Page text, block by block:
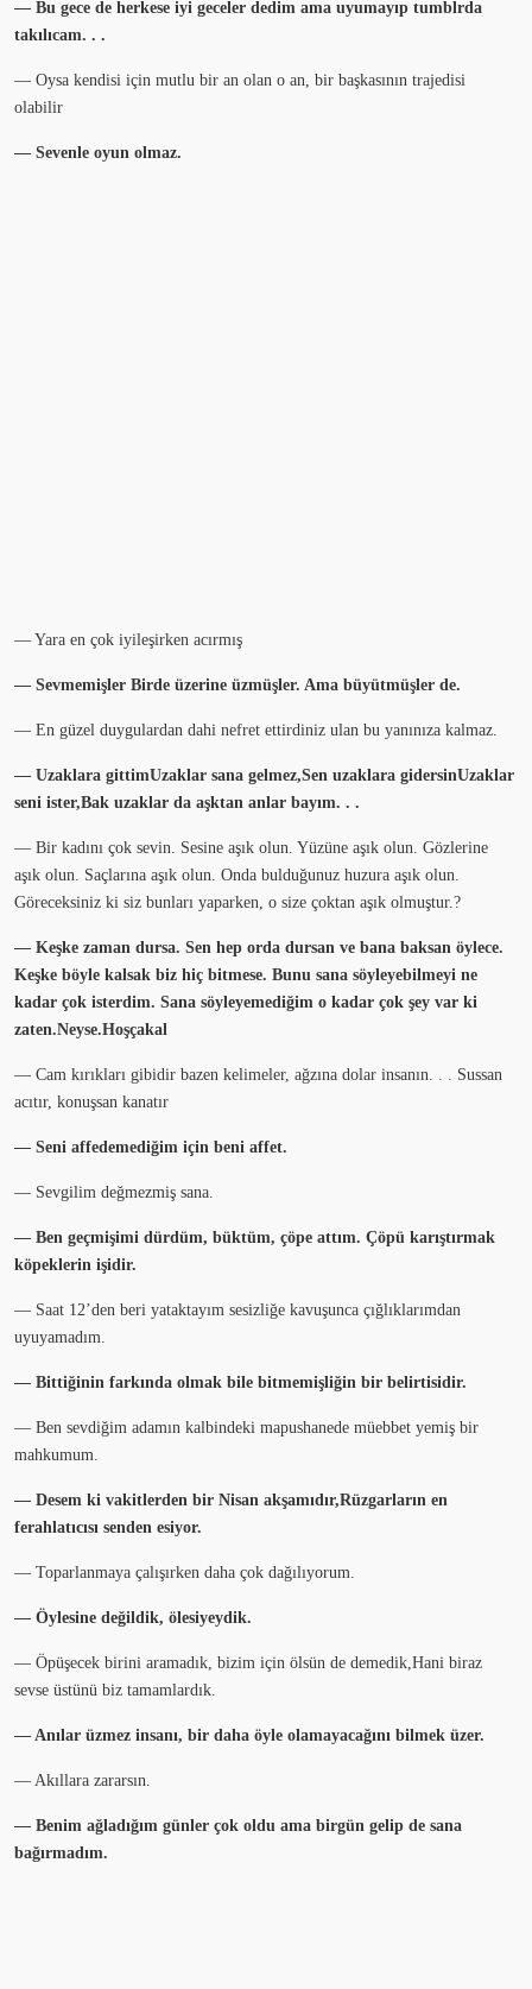
— Bu gece de herkese iyi geceler dedim ama uyumayıp tumblrda
takılıcam. . .
— Oysa kendisi için mutlu bir an olan o an, bir başkasının trajedisi
olabilir
— Sevenle oyun olmaz.
— Yara en çok iyileşirken acırmış
— Sevmemişler Birde üzerine üzmüşler. Ama büyütmüşler de.
— En güzel duygulardan dahi nefret ettirdiniz ulan bu yanınıza kalmaz.
— Uzaklara gittimUzaklar sana gelmez,Sen uzaklara gidersinUzaklar
seni ister,Bak uzaklar da aşktan anlar bayım. . .
— Bir kadını çok sevin. Sesine aşık olun. Yüzüne aşık olun. Gözlerine
aşık olun. Saçlarına aşık olun. Onda bulduğunuz huzura aşık olun.
Göreceksiniz ki siz bunları yaparken, o size çoktan aşık olmuştur.?
— Keşke zaman dursa. Sen hep orda dursan ve bana baksan öylece.
Keşke böyle kalsak biz hiç bitmese. Bunu sana söyleyebilmeyi ne
kadar çok isterdim. Sana söyleyemediğim o kadar çok şey var ki
zaten.Neyse.Hoşçakal
— Cam kırıkları gibidir bazen kelimeler, ağzına dolar insanın. . . Sussan
acıtır, konuşsan kanatır
— Seni affedemediğim için beni affet.
— Sevgilim değmezmiş sana.
— Ben geçmişimi dürdüm, büktüm, çöpe attım. Çöpü karıştırmak
köpeklerin işidir.
— Saat 12’den beri yataktayım sesizliğe kavuşunca çığlıklarımdan
uyuyamadım.
— Bittiğinin farkında olmak bile bitmemişliğin bir belirtisidir.
— Ben sevdiğim adamın kalbindeki mapushanede müebbet yemiş bir
mahkumum.
— Desem ki vakitlerden bir Nisan akşamıdır,Rüzgarların en
ferahlatıcısı senden esiyor.
— Toparlanmaya çalışırken daha çok dağılıyorum.
— Öylesine değildik, ölesiyeydik.
— Öpüşecek birini aramadık, bizim için ölsün de demedik,Hani biraz
sevse üstünü biz tamamlardık.
— Anılar üzmez insanı, bir daha öyle olamayacağını bilmek üzer.
— Akıllara zararsın.
— Benim ağladığım günler çok oldu ama birgün gelip de sana
bağırmadım.